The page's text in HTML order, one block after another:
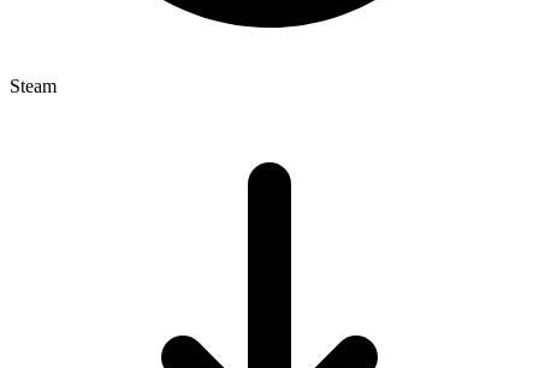
Steam